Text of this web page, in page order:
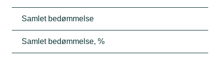
Samlet bedømmelse
Samlet bedømmelse, %